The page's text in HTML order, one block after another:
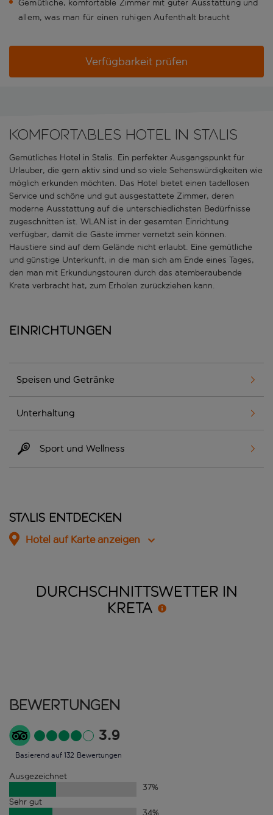
Gemütliche, komfortable Zimmer mit guter Ausstattung und
allem, was man für einen ruhigen Aufenthalt braucht
Verfügbarkeit prüfen
Komfortables Hotel in Stalis
Gemütliches Hotel in Stalis. Ein perfekter Ausgangspunkt für
Urlauber, die gern aktiv sind und so viele Sehenswürdigkeiten wie
möglich erkunden möchten. Das Hotel bietet einen tadellosen
Service und schöne und gut ausgestattete Zimmer, deren
moderne Ausstattung auf die unterschiedlichsten Bedürfnisse
zugeschnitten ist. WLAN ist in der gesamten Einrichtung
verfügbar, damit die Gäste immer vernetzt sein können.
Haustiere sind auf dem Gelände nicht erlaubt. Eine gemütliche
und günstige Unterkunft, in die man sich am Ende eines Tages,
den man mit Erkundungstouren durch das atemberaubende
Kreta verbracht hat, zum Erholen zurückziehen kann.
Einrichtungen
Speisen und Getränke
Unterhaltung
Sport und Wellness
Stalis entdecken
Hotel auf Karte anzeigen
DURCHSCHNITTSWETTER IN
KRETA
Bewertungen
3.9
Basierend auf 132 Bewertungen
Ausgezeichnet
37%
Sehr gut
34%